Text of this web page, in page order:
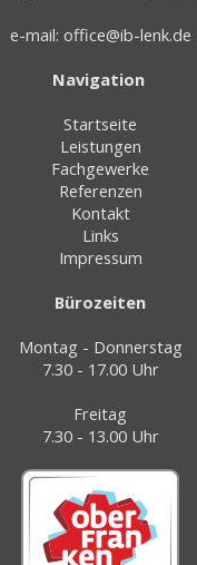
e-mail: office@ib-lenk.de
Navigation
Startseite
Leistungen
Fachgewerke
Referenzen
Kontakt
Links
Impressum
Bürozeiten
Montag - Donnerstag
7.30 - 17.00 Uhr
Freitag
7.30 - 13.00 Uhr